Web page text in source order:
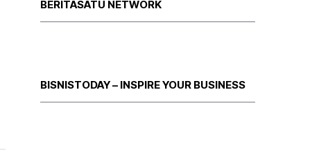
BERITASATU NETWORK
BISNISTODAY – INSPIRE YOUR BUSINESS